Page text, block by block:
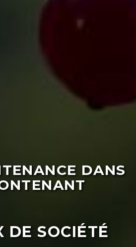
DANS
DE SOCIÉTÉ